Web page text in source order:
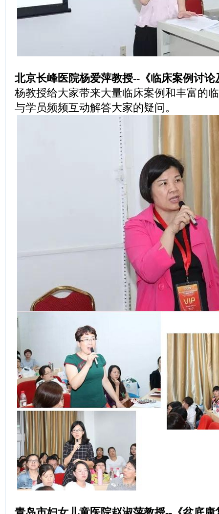
北京长峰医院杨爱萍教授--《临床案例讨论
杨教授给大家带来大量临床案例和丰富的
与学员频频互动解答大家的疑问。